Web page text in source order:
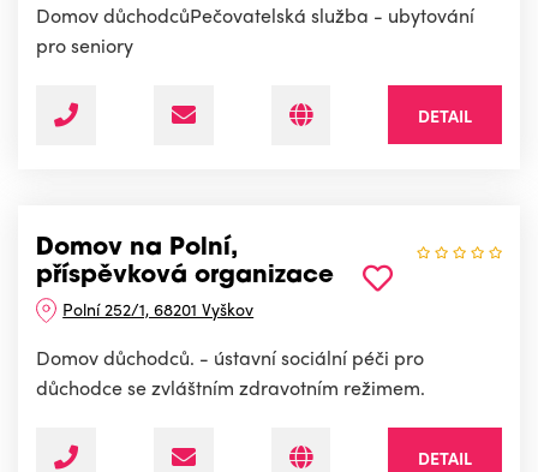
Domov důchodcůPečovatelská služba - ubytování
pro seniory
DETAIL
Domov na Polní,
příspěvková organizace
Polní 252/1, 68201 Vyškov
Domov důchodců. - ústavní sociální péči pro
důchodce se zvláštním zdravotním režimem.
DETAIL